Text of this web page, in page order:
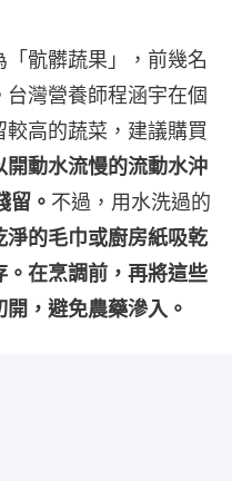
骯髒蔬果」，前幾名
灣營養師程涵宇在個
高的蔬菜，建議購買
動水流慢的流動水沖
留。 不過，用水洗過的
淨的毛巾或廚房紙吸乾
在烹調前，再將這些
，避免農藥滲入。